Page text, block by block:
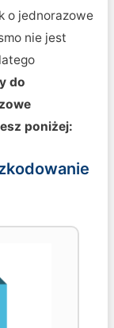
o jednorazowe
nie jest
do
poniżej: